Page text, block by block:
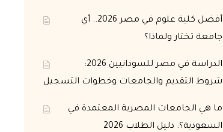
أفضل كلية علوم في مصر 2026.. أي
جامعة تختار ولماذا؟
الدراسة في مصر للسودانيين 2026:
شروط التقديم والجامعات وخطوات التسجيل
ما هي الجامعات المصرية المعتمدة في
السعودية؟: دليل الطلاب 2026